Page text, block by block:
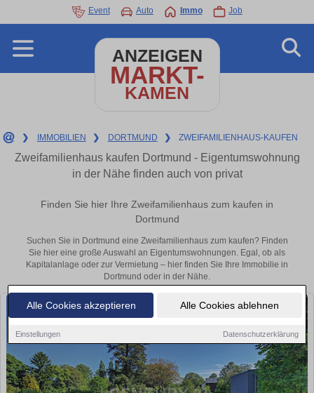
Alle Cookies akzeptieren Alle Cookies ablehnen
Einstellungen Datenschutzerklärung
Event Auto Immo Job
ANZEIGEN
MARKT-
KAMEN
❯ IMMOBILIEN ❯ DORTMUND ❯ ZWEIFAMILIENHAUS-KAUFEN
Zweifamilienhaus kaufen Dortmund - Eigentumswohnung
in der Nähe finden auch von privat
Finden Sie hier Ihre Zweifamilienhaus zum kaufen in
Dortmund
Suchen Sie in Dortmund eine Zweifamilienhaus zum kaufen? Finden
Sie hier eine große Auswahl an Eigentumswohnungen. Egal, ob als
Kapitalanlage oder zur Vermietung – hier finden Sie Ihre Immobilie in
Dortmund oder in der Nähe.